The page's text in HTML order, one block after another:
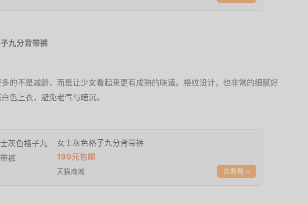
九分背带裤
的不是减龄，而是让少女看起来更有成熟的味道。格纹设计，也非常的细腻好
色上衣，避免老气与暗沉。
女士灰色格子九分背带裤
199元包邮
天猫商城 >